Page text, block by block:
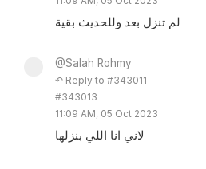
لم تنزل بعد وللحديث بقية
@Salah Rohmy
↶ Reply to #343011
#343013
11:09 AM, 05 Oct 2023
لاني انا اللي بنزلها